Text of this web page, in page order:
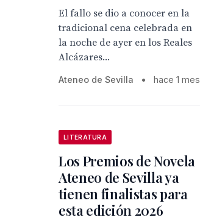
El fallo se dio a conocer en la
tradicional cena celebrada en
la noche de ayer en los Reales
Alcázares...
Ateneo de Sevilla • hace 1 mes
LITERATURA
Los Premios de Novela
Ateneo de Sevilla ya
tienen finalistas para
esta edición 2026